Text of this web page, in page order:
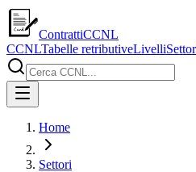
ContrattiCCNL
CCNLTabelle retributiveLivelli
Home
Settori